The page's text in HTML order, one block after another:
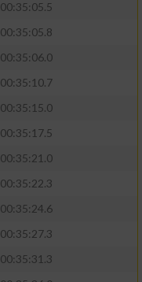
00:35:05.5
00:35:05.8
00:35:06.0
00:35:10.7
00:35:15.0
00:35:17.5
00:35:21.0
00:35:22.3
00:35:24.6
00:35:27.3
00:35:31.3